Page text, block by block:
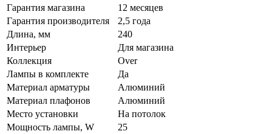
Гарантия магазина
12 месяцев
Гарантия производителя
2,5 года
Длина, мм
240
Интерьер
Для магазина
Коллекция
Over
Лампы в комплекте
Да
Материал арматуры
Алюминий
Материал плафонов
Алюминий
Место установки
На потолок
Мощность лампы, W
25